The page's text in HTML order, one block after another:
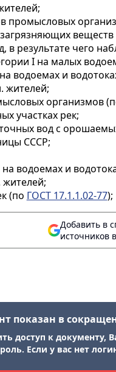
промысловых
результате чего
I на малых
водоемах и
жителей;
организмов
участках рек;
вод с
СССР;
водоемах и
жителей;
(по ГОСТ 17.1.1.02-77);
Добавить в
источников
показан в
доступ к документу,
Если у вас нет